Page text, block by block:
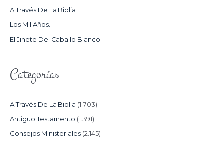
R
:
A Través De La Biblia
Los Mil Años.
El Jinete Del Caballo Blanco.
Categorías
A Través De La Biblia (1.703)
Antiguo Testamento (1.391)
Consejos Ministeriales (2.145)